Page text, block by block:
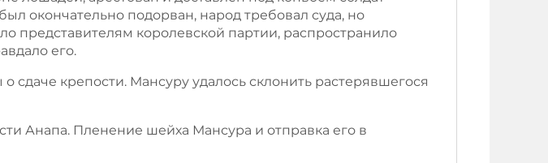
окончательно подорван, народ требовал суда, но
представителям королевской партии, распространило
его.
сдаче крепости. Мансуру удалось склонить растерявшегося
Анапа. Пленение шейха Мансура и отправка его в